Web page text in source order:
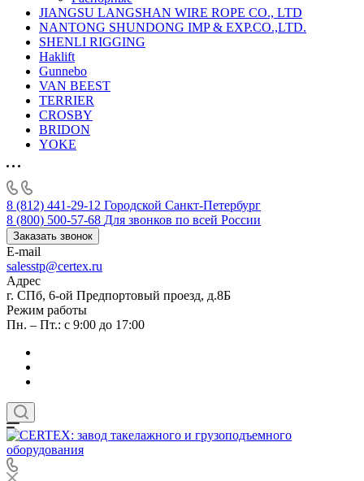
JIANGSU LANGSHAN WIRE ROPE CO., LTD
NANTONG SHUNDONG IMP & EXP.CO.,LTD.
SHENLI RIGGING
Haklift
Gunnebo
VAN BEEST
TERRIER
CROSBY
BRIDON
YOKE
8 (812) 441-29-12 Городской Санкт-Петербург
8 (800) 500-57-68 Для звонков по всей России
Заказать звонок
E-mail
salesstp@certex.ru
Адрес
г. СПб, 6-ой Предпортовый проезд, д.8Б
Режим работы
Пн. – Пт.: с 9:00 до 17:00